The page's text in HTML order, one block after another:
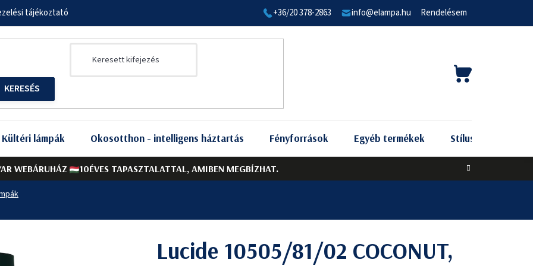
WEBÁRUHÁZ 10ÉVES TAPASZTALATTAL, AMIBEN MEGBÍZHAT.
tájékoztató +36/20 378-2863 info@elampa.hu Rendelésem
KOSÁR
Kültéri lámpák Okosotthon - intelligens háztartás Fényforrások Egyéb termékek Stílus szerint
Lucide 10505/81/02 COCONUT,